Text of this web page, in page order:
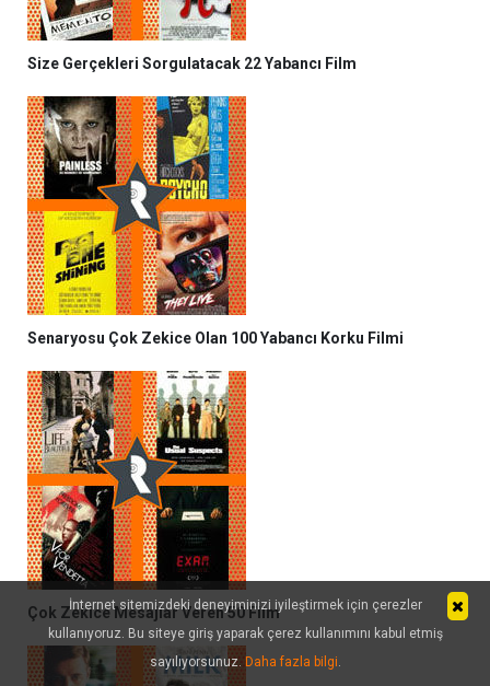
Size Gerçekleri Sorgulatacak 22 Yabancı Film
Senaryosu Çok Zekice Olan 100 Yabancı Korku Filmi
Çok Zekice Mesajlar Veren 50 Film
İnternet sitemizdeki deneyiminizi iyileştirmek için çerezler
kullanıyoruz. Bu siteye giriş yaparak çerez kullanımını kabul etmiş
sayılıyorsunuz. Daha fazla bilgi.